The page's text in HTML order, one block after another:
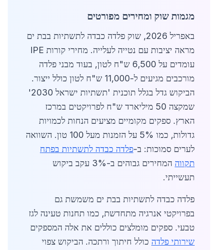
מגמות שוק ומחירים מפורטים
באפריל 2026, שוק פלדה כבדה לתשתיות בבת ים
מראה יציבות עם נטייה לעלייה. מחירי קורות IPE
עומדים על 6,500 ש"ח לטון, בעוד מבני פלדה
מורכבים מגיעים ל-11,000 ש"ח לטון כולל ייצור.
הביקוש גדל בגלל תוכנית 'תשתיות ישראל 2030'
שמקצה 50 מיליארד ש"ח לפרויקטים במרכז
הארץ. ספקים מקומיים מציעים הנחות לכמויות
גדולות, כמו 5% על הזמנות מעל 100 טון. השוואה
לערים סמוכות: ב-פלדה כבדה לתשתיות בפתח
תקווה
המחירים גבוהים ב-3% עקב ביקוש
תעשייתי.
פלדה כבדה לתשתיות בבת ים משמשת גם
בפרויקטי אנרגיה מתחדשת, כמו תחנות טעינה לגז
טבעי. ספקים מומלצים כוללים את אלה המספקים
שירותי פלדה כולל חיתוך ורתכה. הביקוש צפוי